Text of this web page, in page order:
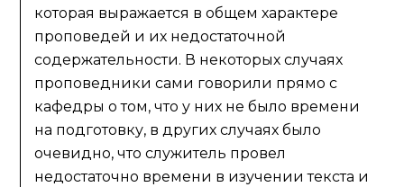
которая выражается в общем характере
проповедей и их недостаточной
содержательности. В некоторых случаях
проповедники сами говорили прямо с
кафедры о том, что у них не было времени
на подготовку, в других случаях было
очевидно, что служитель провел
недостаточно времени в изучении текста и